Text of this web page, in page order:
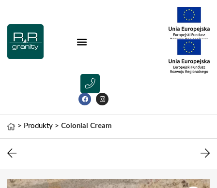
> Produkty > Colonial Cream